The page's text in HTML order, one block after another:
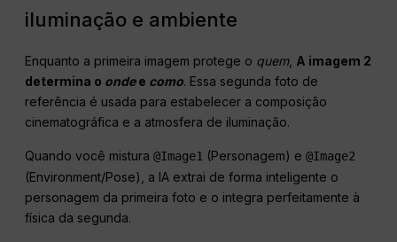
iluminação e ambiente
Enquanto a primeira imagem protege o quem, A imagem 2
determina o ondee como. Essa segunda foto de
referência é usada para estabelecer a composição
cinematográfica e a atmosfera de iluminação.
Quando você mistura@Image1 (Personagem) e@Image2
(Environment/Pose), a IA extrai de forma inteligente o
personagem da primeira foto e o integra perfeitamente à
física da segunda.